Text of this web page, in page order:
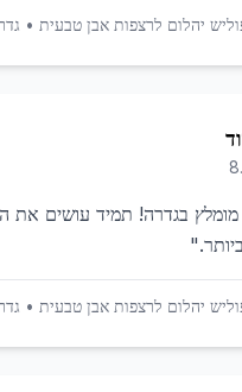
יהלום לרצפות אבן טבעית •
מומלץ בגדרה! תמיד עושים את
"
יהלום לרצפות אבן טבעית •